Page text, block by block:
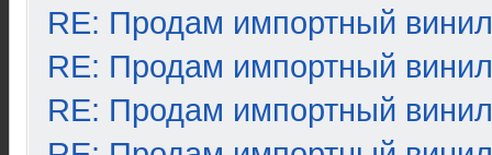
RE: Продам импортный винил
RE: Продам импортный винил
RE: Продам импортный винил